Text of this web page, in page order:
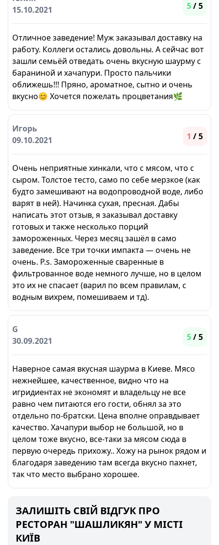
15.10.2021
5/ 5
Отличное заведение! Муж заказывал доставку на
работу. Коллеги остались довольны. А сейчас вот
зашли семьёй отведать очень вкусную шаурму с
бараниной и хачапури. Просто пальчики
оближешь!!! Пряно, ароматное, сытно и очень
вкусно😊 Хочется пожелать процветания🌿
Игорь
09.10.2021
1 / 5
Очень неприятные хинкали, что с мясом, что с
сыром. Толстое тесто, само по себе мерзкое (как
будто замешивают на водопроводной воде, либо
варят в ней). Начинка сухая, пресная. Дабы
написать этот отзыв, я заказывал доставку
готовых и также несколько порций
замороженных. Через месяц зашёл в само
заведение. Все три точки импакта — очень не
очень. P.s. Замороженные сваренные в
фильтрованное воде немного лучше, но в целом
это их не спасает (варил по всем правилам, с
водным вихрем, помешиваем и тд).
G
30.09.2021
5/ 5
Наверное самая вкусная шаурма в Киеве. Мясо
нежнейшее, качественное, видно что на
игридиентах не экономят и владельцу не все
равно чем питаются его гости, обнял за это
отдельно по-братски. Цена вполне оправдывает
качество. Хачапури выбор не большой, но в
целом тоже вкусно, все-таки за мясом сюда в
первую очередь прихожу.. Хожу на рынок рядом и
благодаря заведению там всегда вкусно пахнет,
так что место выбрано хорошее.
ЗАЛИШІТЬ СВІЙ ВІДГУК ПРО
РЕСТОРАН "ШАШЛИКЯН" У МІСТІ
КИЇВ